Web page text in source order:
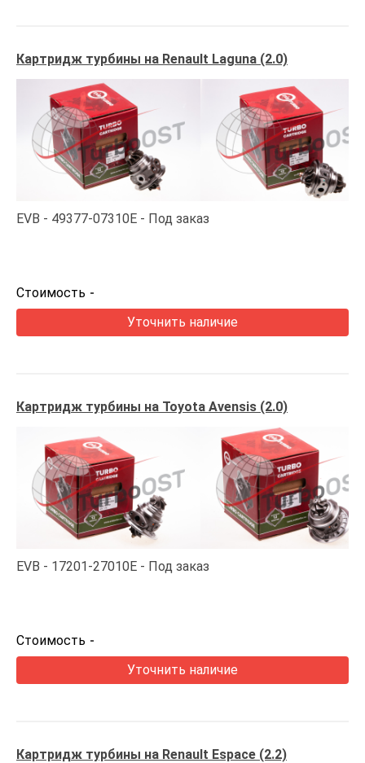
Картридж турбины на Renault Laguna (2.0)
EVB 49377-07310E Под заказ
Стоимость -
Уточнить наличие
Картридж турбины на Toyota Avensis (2.0)
EVB 17201-27010E Под заказ
Стоимость -
Уточнить наличие
Картридж турбины на Renault Espace (2.2)